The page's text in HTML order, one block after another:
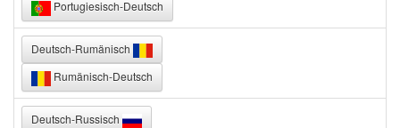
Portugiesisch-Deutsch
Deutsch-Rumänisch
Rumänisch-Deutsch
Deutsch-Russisch